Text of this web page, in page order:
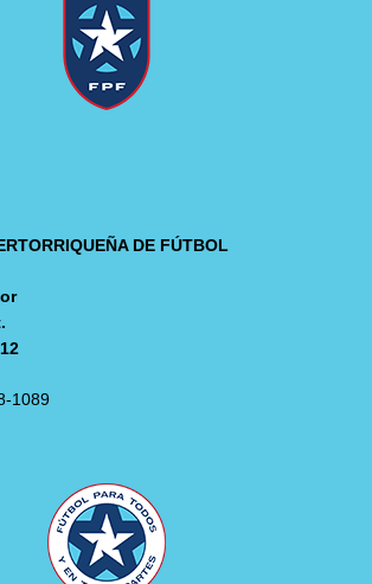
DE FÚTBOL
1089